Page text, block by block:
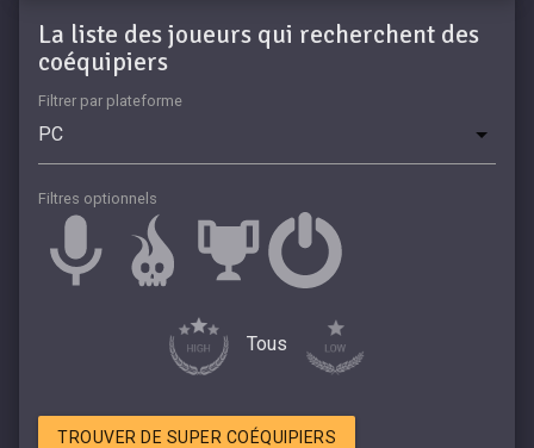
La liste des joueurs qui recherchent des
coéquipiers
Filtrer par plateforme
Filtres optionnels
Tous
TROUVER DE SUPER COÉQUIPIERS